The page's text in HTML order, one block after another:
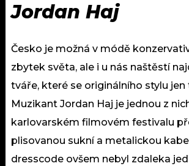
Jordan Haj
Česko je možná v módě
zbytek světa, ale i u nás naštěstí
tváře, které se originálního stylu jen
Muzikant Jordan Haj je jednou z
karlovarském filmovém festivalu
plisovanou sukní a metalickou
dresscode ovšem nebyl zdaleka